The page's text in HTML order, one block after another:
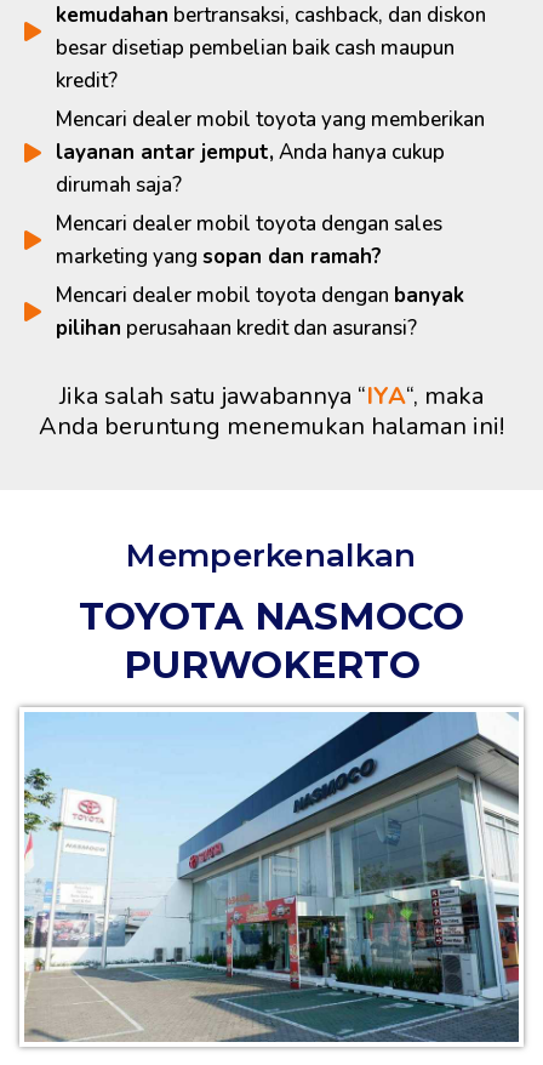
kemudahan bertransaksi, cashback, dan diskon
besar disetiap pembelian baik cash maupun
kredit?
Mencari dealer mobil toyota yang memberikan
layanan antar jemput, Anda hanya cukup
dirumah saja?
Mencari dealer mobil toyota dengan sales
marketing yang sopan dan ramah?
Mencari dealer mobil toyota dengan banyak
pilihan perusahaan kredit dan asuransi?
Jika salah satu jawabannya “IYA“, maka
Anda beruntung menemukan halaman ini!
Memperkenalkan
TOYOTA NASMOCO
PURWOKERTO